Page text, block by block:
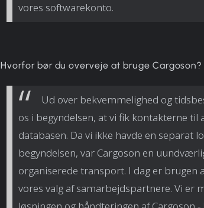
vores softwarekonto.
Hvorfor bør du overveje at bruge Cargoson?
Ud over bekvemmelighed og
os i begyndelsen, at vi fik kontakterne
databasen. Da vi ikke havde en separat
begyndelsen, var Cargoson en
organiserede transport. I dag er
vores valg af samarbejdspartnere. Vi er